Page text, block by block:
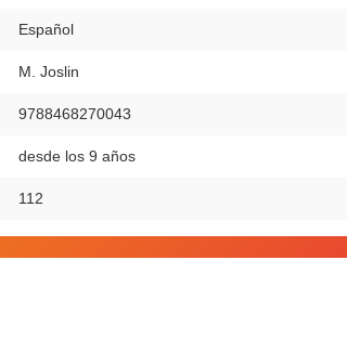
Español
M. Joslin
9788468270043
desde los 9 años
112